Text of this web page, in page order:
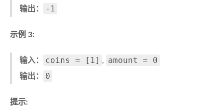
输出： -1
示例 3:
输入： coins = [1] , amount = 0
输出： 0
提示: